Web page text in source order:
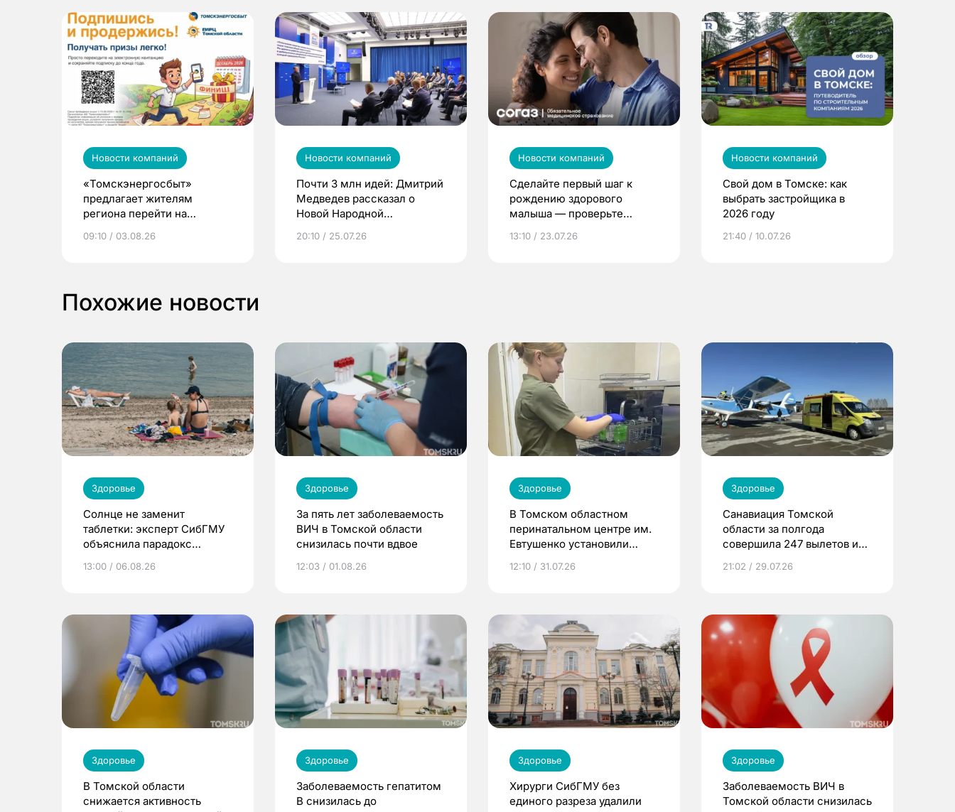
Новости компаний
«Томскэнергосбыт»
предлагает жителям
региона перейти на
выиграть призы
09:10 / 03.08.26
Новости компаний
Почти 3 млн идей: Дмитрий
Медведев рассказал о
Новой Народной
20:10 / 25.07.26
Новости компаний
Сделайте первый шаг к
рождению здорового
малыша — проверьте
по ОМС!
13:10 / 23.07.26
Новости компаний
Свой дом в Томске: как
выбрать застройщика в
2026 году
21:40 / 10.07.26
Похожие новости
Здоровье
Солнце не заменит
таблетки: эксперт СибГМУ
объяснила парадокс
13:00 / 06.08.26
Здоровье
За пять лет заболеваемость
ВИЧ в Томской области
снизилась почти вдвое
12:03 / 01.08.26
Здоровье
В Томском областном
перинатальном центре им.
Евтушенко установили
12:10 / 31.07.26
Здоровье
Санавиация Томской
области за полгода
совершила 247 вылетов и
21:02 / 29.07.26
Здоровье
В Томской области
снижается активность
Здоровье
Заболеваемость гепатитом
В снизилась до
Здоровье
Хирурги СибГМУ без
единого разреза удалили
Здоровье
Заболеваемость ВИЧ в
Томской области снизилась